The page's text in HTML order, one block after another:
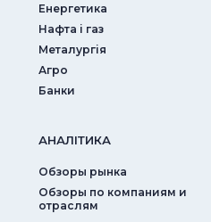
Енергетика
Нафта і газ
Металургія
Агро
Банки
АНАЛIТИКА
Обзоры рынка
Обзоры по компаниям и
отраслям